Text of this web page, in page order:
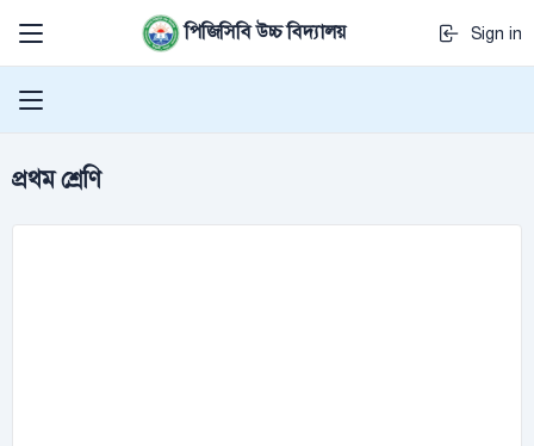
পিজিসিবি উচ্চ বিদ্যালয় Sign in
প্রথম শ্রেণি